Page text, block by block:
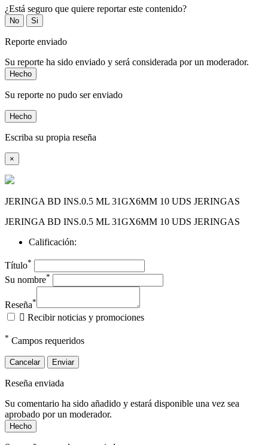
¿Está seguro que quiere reportar este contenido?
No Si
Reporte enviado
Su reporte ha sido enviado y será considerada por un moderador.
Hecho
Su reporte no pudo ser enviado
Hecho
Escriba su propia reseña
×
JERINGA BD INS.0.5 ML 31GX6MM 10 UDS JERINGAS
JERINGA BD INS.0.5 ML 31GX6MM 10 UDS JERINGAS
Calificación:
Título*
Su nombre*
Reseña*
 Recibir noticias y promociones
* Campos requeridos
Cancelar Enviar
Reseña enviada
Su comentario ha sido añadido y estará disponible una vez sea
aprobado por un moderador.
Hecho